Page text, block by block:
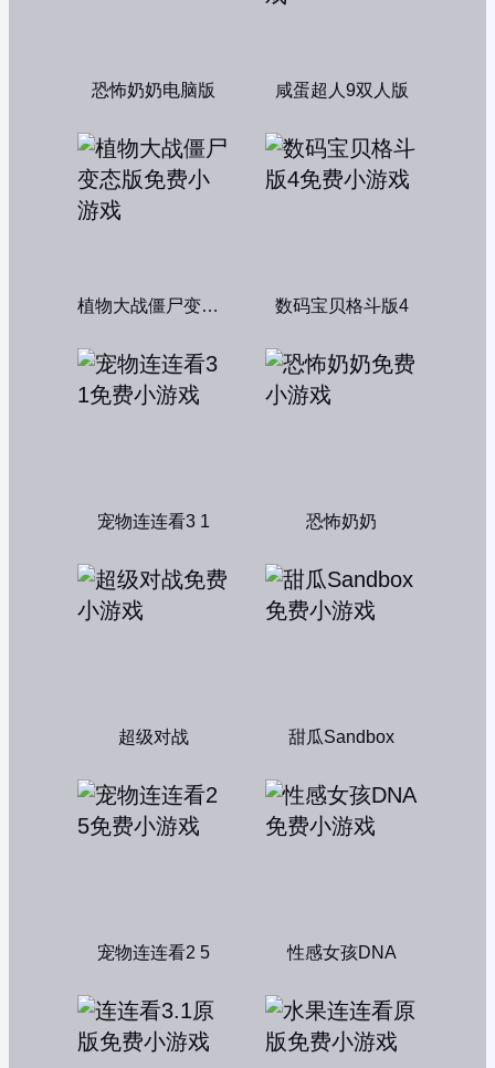
恐怖奶奶电脑版 咸蛋超人9双人版
植物大战僵尸变态版 数码宝贝格斗版4
宠物连连看3 1 恐怖奶奶
超级对战 甜瓜Sandbox
宠物连连看2 5 性感女孩DNA